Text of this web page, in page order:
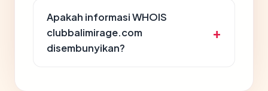
Apakah informasi WHOIS
clubbalimirage.com
disembunyikan?